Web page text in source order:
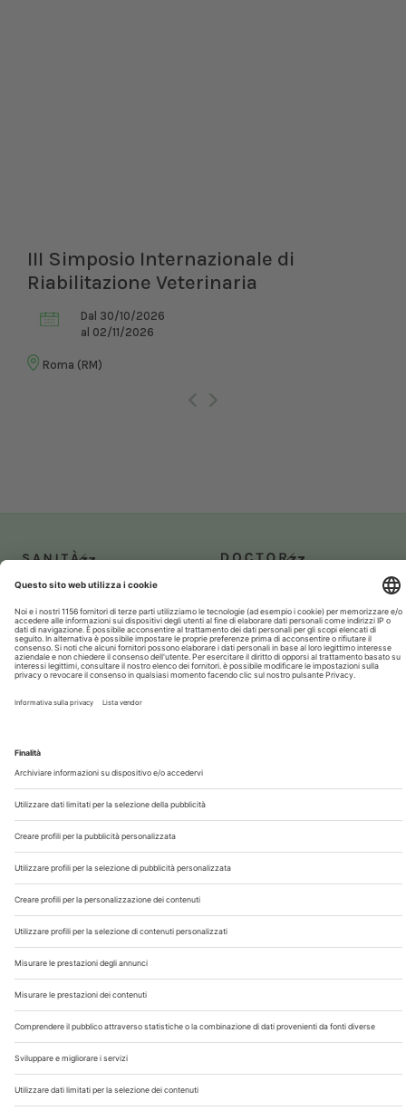
III Simposio Internazionale di
Riabilitazione Veterinaria
Dal 30/10/2026
al 02/11/2026
Roma (RM)
Chi Siamo
Contatti
Note Legali
Privacy